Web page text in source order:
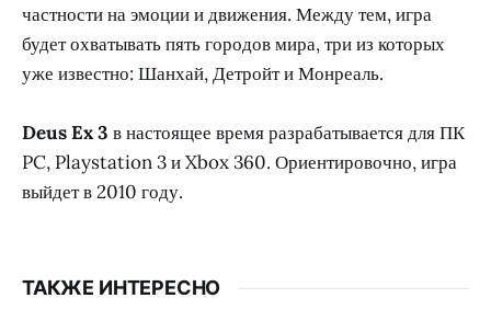
частности на эмоции и движения. Между тем, игра
будет охватывать пять городов мира, три из которых
уже известно: Шанхай, Детройт и Монреаль.
Deus Ex 3 в настоящее время разрабатывается для ПК
PC, Playstation 3 и Xbox 360. Ориентировочно, игра
выйдет в 2010 году.
ТАКЖЕ ИНТЕРЕСНО